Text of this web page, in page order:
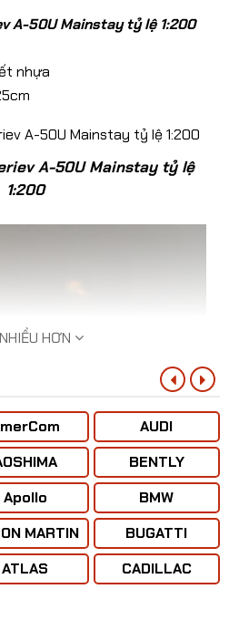
A-50U Mainstay tỷ lệ 1:200
nhựa
A-50U Mainstay tỷ lệ
1:200
HƠN
Apollo
MARTIN
ATLAS
AUDI
BENTLY
BMW
BUGATTI
CADILLAC